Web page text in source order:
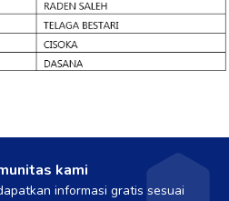
kami
informasi gratis sesuai